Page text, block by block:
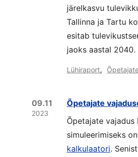
järelkasvu
Tallinna ja Tartu
esitab
jaoks aastal 2040.
Lühiraport,
09.11
2023
Õpetajate
Õpetajate
simuleerimiseks
kalkulaatori.